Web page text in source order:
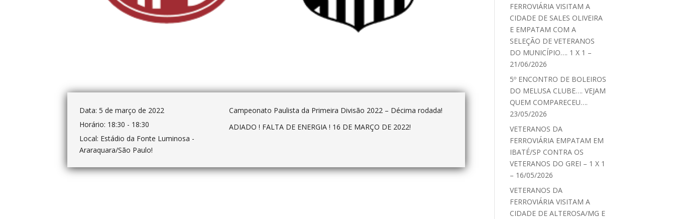
Data:5 de março de 2022
Horário: 18:30 - 18:30
Local: Estádio da Fonte Luminosa -
Araraquara/São Paulo!
Campeonato Paulista da Primeira Divisão 2022 – Décima rodada!
ADIADO ! FALTA DE ENERGIA ! 16 DE MARÇO DE 2022!
FERROVIÁRIA VISITAM A
CIDADE DE SALES OLIVEIRA
E EMPATAM COM A
SELEÇÃO DE VETERANOS
DO MUNICÍPIO…. 1 X 1 –
21/06/2026
5º ENCONTRO DE BOLEIROS
DO MELUSA CLUBE…. VEJAM
QUEM COMPARECEU….
23/05/2026
VETERANOS DA
FERROVIÁRIA EMPATAM EM
IBATÉ/SP CONTRA OS
VETERANOS DO GREI – 1 X 1
– 16/05/2026
VETERANOS DA
FERROVIÁRIA VISITAM A
CIDADE DE ALTEROSA/MG E